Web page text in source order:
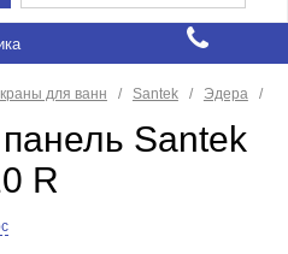
для ванн Santek Эдера
Santek
R